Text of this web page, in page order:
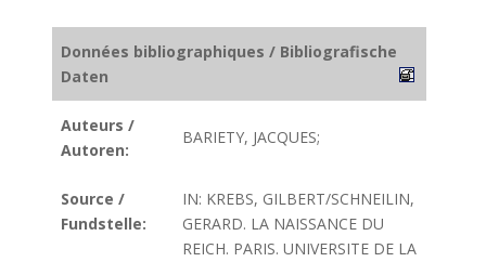
Données bibliographiques / Bibliografische
Daten
Auteurs /
Autoren:
BARIETY, JACQUES;
Source /
Fundstelle:
IN: KREBS, GILBERT/SCHNEILIN,
GERARD. LA NAISSANCE DU
REICH. PARIS. UNIVERSITE DE LA